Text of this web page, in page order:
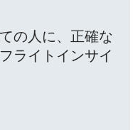
の人に、正確な
ライトインサイ